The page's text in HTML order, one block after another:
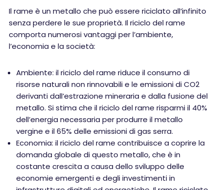
Il rame è un metallo che può essere riciclato all’infinito
senza perdere le sue proprietà. Il riciclo del rame
comporta numerosi vantaggi per l’ambiente,
l’economia e la società:
Ambiente: il riciclo del rame riduce il consumo di
risorse naturali non rinnovabili e le emissioni di CO2
derivanti dall’estrazione mineraria e dalla fusione del
metallo. Si stima che il riciclo del rame risparmi il 40%
dell’energia necessaria per produrre il metallo
vergine e il 65% delle emissioni di gas serra.
Economia: il riciclo del rame contribuisce a coprire la
domanda globale di questo metallo, che è in
costante crescita a causa dello sviluppo delle
economie emergenti e degli investimenti in